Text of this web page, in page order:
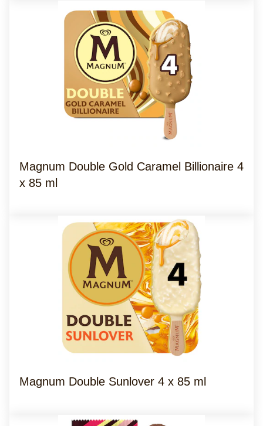
Magnum Double Gold Caramel Billionaire 4
x 85 ml
Magnum Double Sunlover 4 x 85 ml